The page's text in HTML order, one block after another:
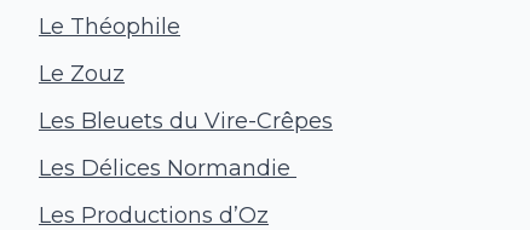
Le Théophile
Le Zouz
Les Bleuets du Vire-Crêpes
Les Délices Normandie
Les Productions d’Oz